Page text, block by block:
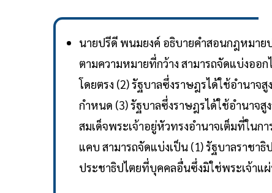
นายปรีดี พนมยงค์ อธิบายคำสอนกฎหมาย
ตามความหมายที่กว้าง สามารถจัดแบ่งออ
โดยตรง (2) รัฐบาลซึ่งราษฎรได้ใช้อำนา
กำหนด (3) รัฐบาลซึ่งราษฎรได้ใช้อำนาจ
สมเด็จพระเจ้าอยู่หัวทรงอำนาจเต็มที่ในก
แคบ สามารถจัดแบ่งเป็น (1) รัฐบาลราชา
ประชาธิปไตยที่บุคคลอื่นซึ่งมิใช่พระเจ้าแ